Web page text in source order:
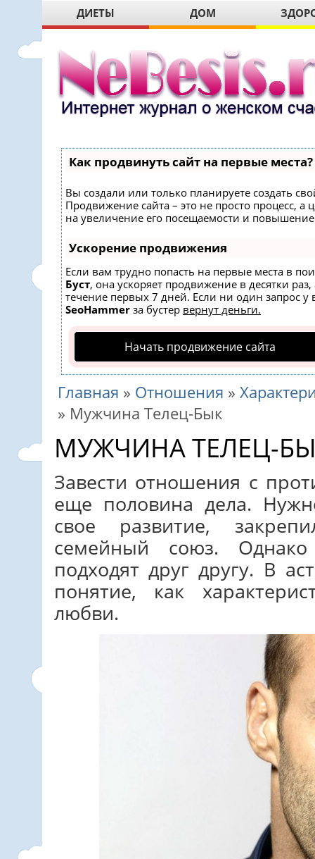
ДИЕТЫ ДОМ
Как продвинуть сайт на первые места?
Вы создали или только планируете создать
Продвижение сайта – это не просто процесс,
на увеличение его посещаемости и
Ускорение продвижения
Если вам трудно попасть на первые места в
Буст, она ускоряет продвижение в десятки
течение первых 7 дней. Если ни один запрос у
SeoHammer за бустер вернут деньги.
Начать продвижение сайта
Главная » Отношения »
» Мужчина Телец-Бык
МУЖЧИНА ТЕЛЕЦ-
Завести отношения с
еще половина дела.
свое развитие,
семейный союз.
подходят друг другу. В
понятие, как
любви.